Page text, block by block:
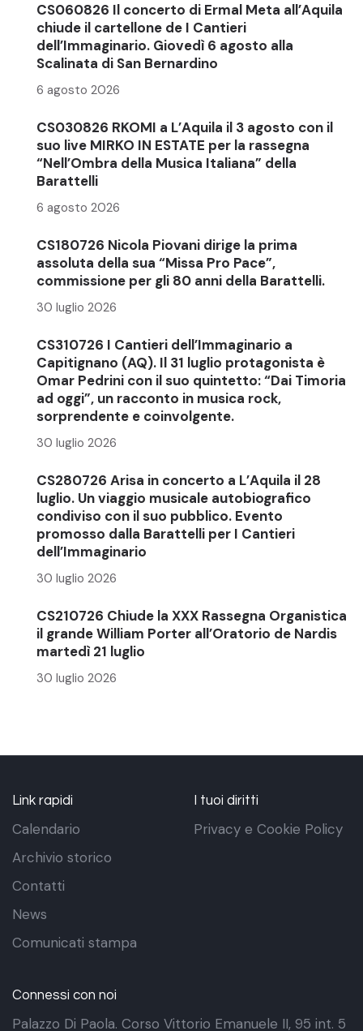
CS060826 Il concerto di Ermal Meta all’Aquila
chiude il cartellone de I Cantieri
dell’Immaginario. Giovedì 6 agosto alla
Scalinata di San Bernardino
6 agosto 2026
CS030826 RKOMI a L’Aquila il 3 agosto con il
suo live MIRKO IN ESTATE per la rassegna
“Nell’Ombra della Musica Italiana” della
Barattelli
6 agosto 2026
CS180726 Nicola Piovani dirige la prima
assoluta della sua “Missa Pro Pace”,
commissione per gli 80 anni della Barattelli.
30 luglio 2026
CS310726 I Cantieri dell’Immaginario a
Capitignano (AQ). Il 31 luglio protagonista è
Omar Pedrini con il suo quintetto: “Dai Timoria
ad oggi”, un racconto in musica rock,
sorprendente e coinvolgente.
30 luglio 2026
CS280726 Arisa in concerto a L’Aquila il 28
luglio. Un viaggio musicale autobiografico
condiviso con il suo pubblico. Evento
promosso dalla Barattelli per I Cantieri
dell’Immaginario
30 luglio 2026
CS210726 Chiude la XXX Rassegna Organistica
il grande William Porter all’Oratorio de Nardis
martedì 21 luglio
30 luglio 2026
Link rapidi
Calendario
Archivio storico
Contatti
News
Comunicati stampa
I tuoi diritti
Privacy e Cookie Policy
Connessi con noi
Palazzo Di Paola. Corso Vittorio Emanuele II, 95 int. 5